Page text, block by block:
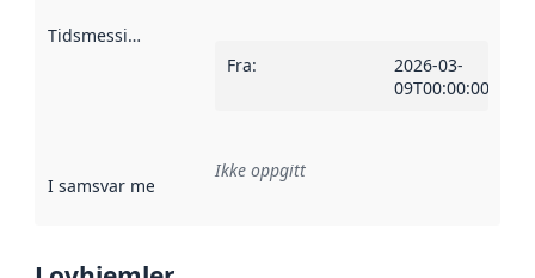
Tidsmessig avgrensning
Fra:
2026-03-
09T00:00:00Z
I samsvar med Referanse til en implementasjonsregel
Ikke oppgitt